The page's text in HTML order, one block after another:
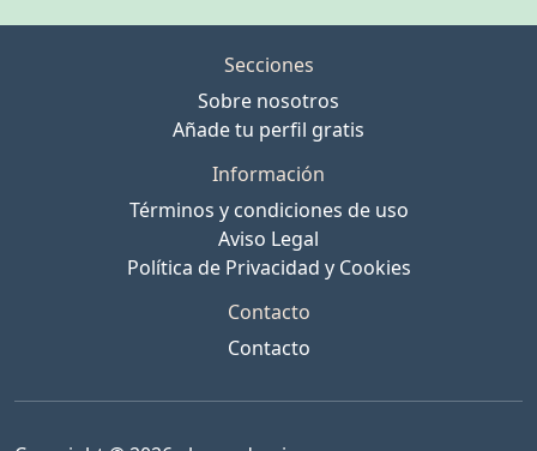
Secciones
Sobre nosotros
Añade tu perfil gratis
Información
Términos y condiciones de uso
Aviso Legal
Política de Privacidad y Cookies
Contacto
Contacto